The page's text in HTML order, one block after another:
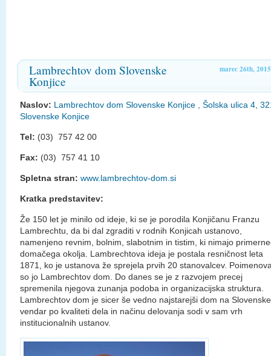
marec 26th, 2015
Lambrechtov dom Slovenske
Konjice
Naslov: Lambrechtov dom Slovenske Konjice , Šolska ulica 4,
Slovenske Konjice
Tel: (03) 757 42 00
Fax: (03) 757 41 10
Spletna stran: www.lambrechtov-dom.si
Kratka predstavitev:
Že 150 let je minilo od ideje, ki se je porodila Konjičanu Franzu
Lambrechtu, da bi dal zgraditi v rodnih Konjicah ustanovo,
namenjeno revnim, bolnim, slabotnim in tistim, ki nimajo
domačega okolja. Lambrechtova ideja je postala resničnost leta
1871, ko je ustanova že sprejela prvih 20 stanovalcev.
so jo Lambrechtov dom. Do danes se je z razvojem precej
spremenila njegova zunanja podoba in organizacijska struktura.
Lambrechtov dom je sicer še vedno najstarejši dom na
vendar po kvaliteti dela in načinu delovanja sodi v sam vrh
institucionalnih ustanov.